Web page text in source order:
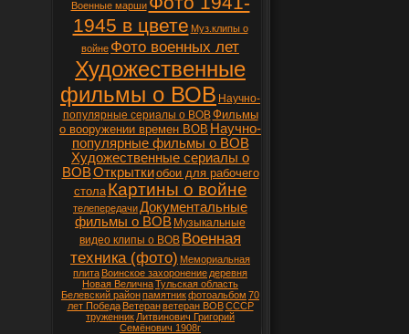
Военные марши
1945 в цвете Муз.клипы о
войне Фото военных лет
Художественные
фильмы о ВОВ Научно-
популярные сериалы о ВОВФильмы
о вооружении времен ВОВ Научно-
популярные фильмы о ВОВ
Художественные сериалы о
ВОВОткрыткиобои для рабочего
стола Картины о войне
телепередачиДокументальные
фильмы о ВОВ Музыкальные
видео клипы о ВОВ Военная
техника (фото) Мемориальная
плита Воинское захоронение деревня
Новая ВеличнаТульская область
Белевский районпамятникфотоальбом 70
лет Победа Ветеран ветеран ВОВ СССР
труженник Литвинович Григорий
Семёнович 1908г